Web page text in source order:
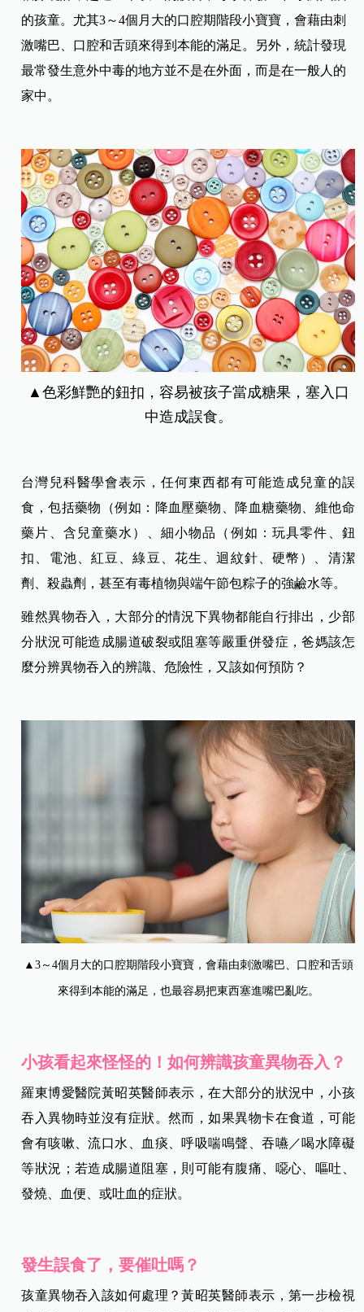
的孩童。尤其3～4個月大的口腔期階段小寶寶，會藉由刺
激嘴巴、口腔和舌頭來得到本能的滿足。另外，統計發現
最常發生意外中毒的地方並不是在外面，而是在一般人的
家中。
▲色彩鮮艷的鈕扣，容易被孩子當成糖果，塞入口
中造成誤食。
台灣兒科醫學會表示，任何東西都有可能造成兒童的誤
食，包括藥物（例如：降血壓藥物、降血糖藥物、維他命
藥片、含兒童藥水）、細小物品（例如：玩具零件、鈕
扣、電池、紅豆、綠豆、花生、迴紋針、硬幣）、清潔
劑、殺蟲劑，甚至有毒植物與端午節包粽子的強鹼水等。
雖然異物吞入，大部分的情況下異物都能自行排出，少部
分狀況可能造成腸道破裂或阻塞等嚴重併發症，爸媽該怎
麼分辨異物吞入的辨識、危險性，又該如何預防？
▲3～4個月大的口腔期階段小寶寶，會藉由刺激嘴巴、口腔和舌頭
來得到本能的滿足，也最容易把東西塞進嘴巴亂吃。
小孩看起來怪怪的！如何辨識孩童異物吞入？
羅東博愛醫院黃昭英醫師表示，在大部分的狀況中，小孩
吞入異物時並沒有症狀。然而，如果異物卡在食道，可能
會有咳嗽、流口水、血痰、呼吸喘鳴聲、吞嚥／喝水障礙
等狀況；若造成腸道阻塞，則可能有腹痛、噁心、嘔吐、
發燒、血便、或吐血的症狀。
發生誤食了，要催吐嗎？
孩童異物吞入該如何處理？黃昭英醫師表示，第一步檢視